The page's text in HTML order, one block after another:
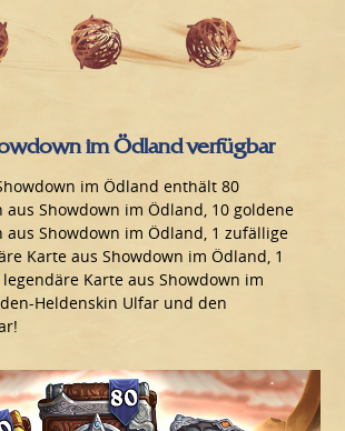
im Ödland verfügbar
im Ödland enthält 80
aus Showdown im Ödland, 10 goldene
aus Showdown im Ödland, 1 zufällige
Karte aus Showdown im Ödland, 1
Karte aus Showdown im
Heldenskin Ulfar und den